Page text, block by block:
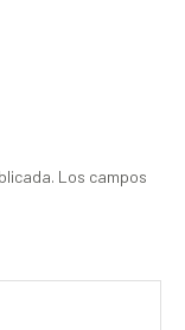
Los campos